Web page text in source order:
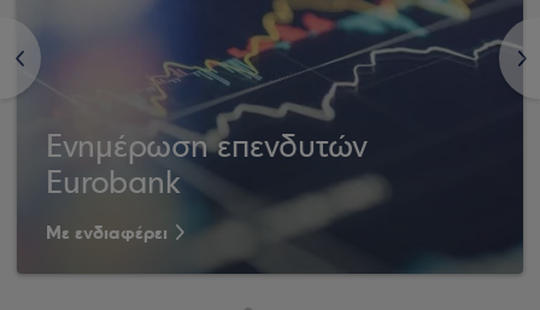
<
Ενημέρωση επενδυτών
Eurobank
Με ενδιαφέρει
>